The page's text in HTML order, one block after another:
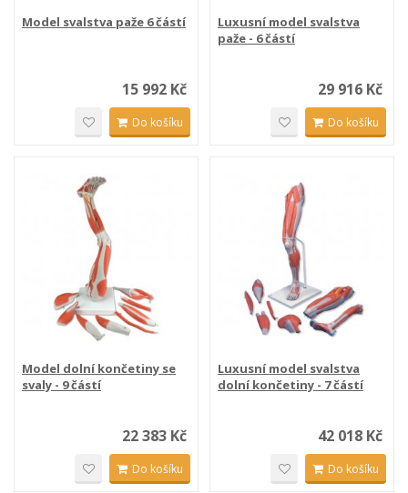
Model svalstva paže 6 částí
15 992 Kč
Do košíku
Luxusní model svalstva
paže - 6 částí
29 916 Kč
Do košíku
Model dolní končetiny se
svaly - 9 částí
22 383 Kč
Do košíku
Luxusní model svalstva
dolní končetiny - 7 částí
42 018 Kč
Do košíku